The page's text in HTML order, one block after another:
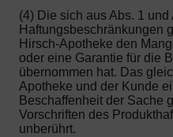
(4) Die sich aus Abs. 1
Haftungsbeschränkungen
Hirsch-Apotheke den
oder eine Garantie für die
übernommen hat. Das
Apotheke und der Kunde
Beschaffenheit der Sache
Vorschriften des
unberührt.